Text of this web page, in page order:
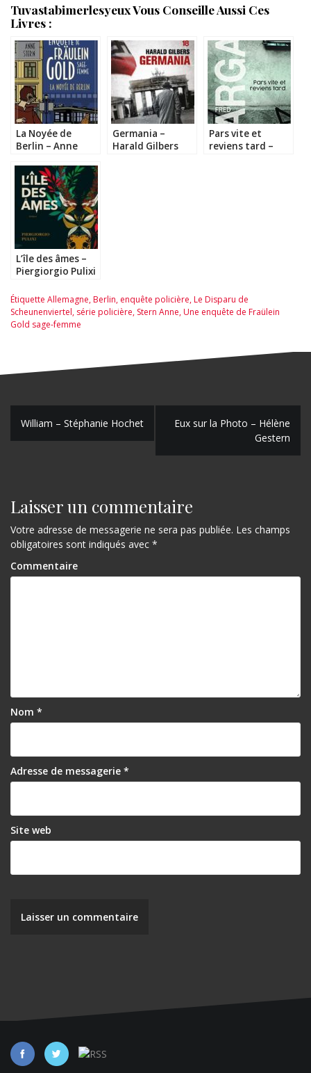
Tuvastabimerlesyeux Vous Conseille Aussi Ces
Livres :
La Noyée de
Berlin – Anne
Germania –
Harald Gilbers
Pars vite et
reviens tard –
L’île des âmes –
Piergiorgio Pulixi
Étiquette Allemagne,Berlin, enquête policière,Le Disparu de
Scheunenviertel, série policière, Stern Anne,Une enquête de Fraülein
Gold sage-femme
N
i
g
a
t
l
’
a
r
i
c
l
William – Stéphanie Hochet
Eux sur la Photo – Hélène
Gestern
Laisser un commentaire
Votre adresse de messagerie ne sera pas publiée. Les champs
obligatoires sont indiqués avec *
Commentaire
Nom *
Adresse de messagerie *
Site web